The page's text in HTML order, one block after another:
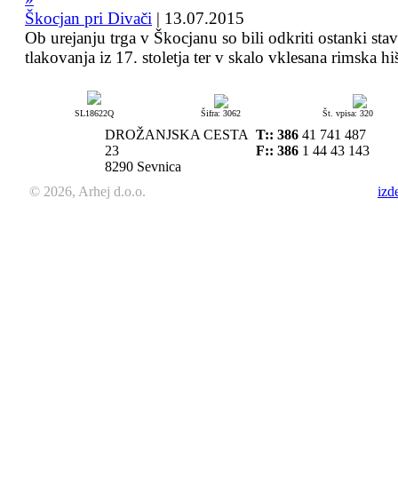
Škocjan pri Divači | 13.07.2015
Ob urejanju trga v Škocjanu so bili odkriti ostanki
tlakovanja iz 17. stoletja ter v skalo vklesana rimska
SL18622Q Šifra: 3062 Št. vpisa: 320
DROŽANJSKA CESTA
23
8290 Sevnica
T:: 386 41 741 487
F:: 386 1 44 43 143
© 2026, Arhej d.o.o.